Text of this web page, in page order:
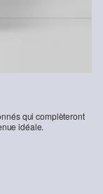
qui complèteront
idéale.